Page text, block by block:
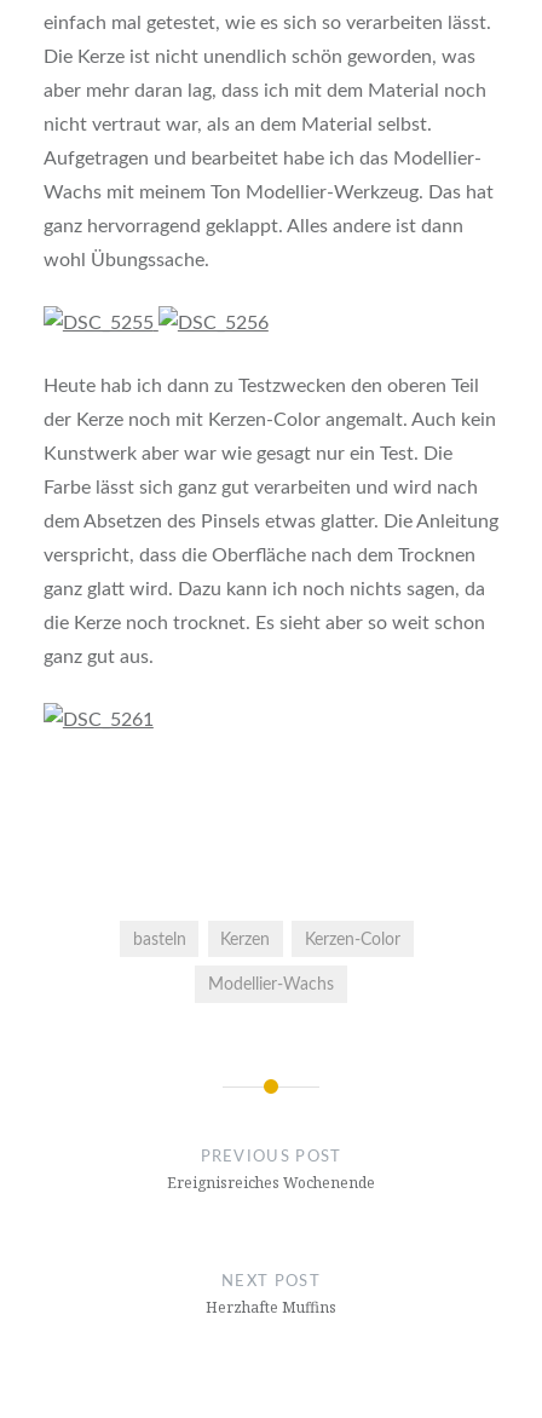
einfach mal getestet, wie es sich so verarbeiten lässt.
Die Kerze ist nicht unendlich schön geworden, was
aber mehr daran lag, dass ich mit dem Material noch
nicht vertraut war, als an dem Material selbst.
Aufgetragen und bearbeitet habe ich das Modellier-
Wachs mit meinem Ton Modellier-Werkzeug. Das hat
ganz hervorragend geklappt. Alles andere ist dann
wohl Übungssache.
Heute hab ich dann zu Testzwecken den oberen Teil
der Kerze noch mit Kerzen-Color angemalt. Auch kein
Kunstwerk aber war wie gesagt nur ein Test. Die
Farbe lässt sich ganz gut verarbeiten und wird nach
dem Absetzen des Pinsels etwas glatter. Die Anleitung
verspricht, dass die Oberfläche nach dem Trocknen
ganz glatt wird. Dazu kann ich noch nichts sagen, da
die Kerze noch trocknet. Es sieht aber so weit schon
ganz gut aus.
basteln Kerzen Kerzen-Color
Modellier-Wachs
PREVIOUS POST
Ereignisreiches Wochenende
NEXT POST
Herzhafte Muffins